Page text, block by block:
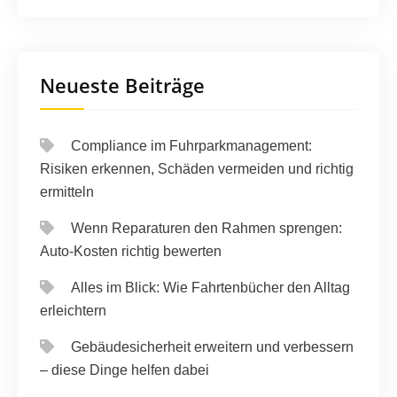
Neueste Beiträge
Compliance im Fuhrparkmanagement:
Risiken erkennen, Schäden vermeiden und richtig
ermitteln
Wenn Reparaturen den Rahmen sprengen:
Auto-Kosten richtig bewerten
Alles im Blick: Wie Fahrtenbücher den Alltag
erleichtern
Gebäudesicherheit erweitern und verbessern
– diese Dinge helfen dabei